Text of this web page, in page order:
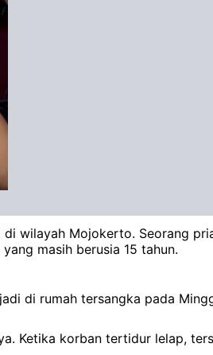
wilayah Mojokerto. Seorang
masih berusia 15 tahun.
di rumah tersangka pada
Ketika korban tertidur lelap,